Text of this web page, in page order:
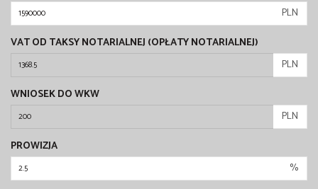
PLN
VAT OD TAKSY NOTARIALNEJ (OPŁATY NOTARIALNEJ)
PLN
WNIOSEK DO WKW
PLN
PROWIZJA
%